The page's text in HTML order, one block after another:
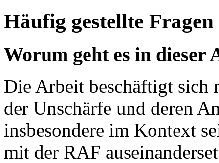
Häufig gestellte Fragen
Worum geht es in dieser
Die Arbeit beschäftigt sich
der Unschärfe und deren
insbesondere im Kontext
mit der RAF